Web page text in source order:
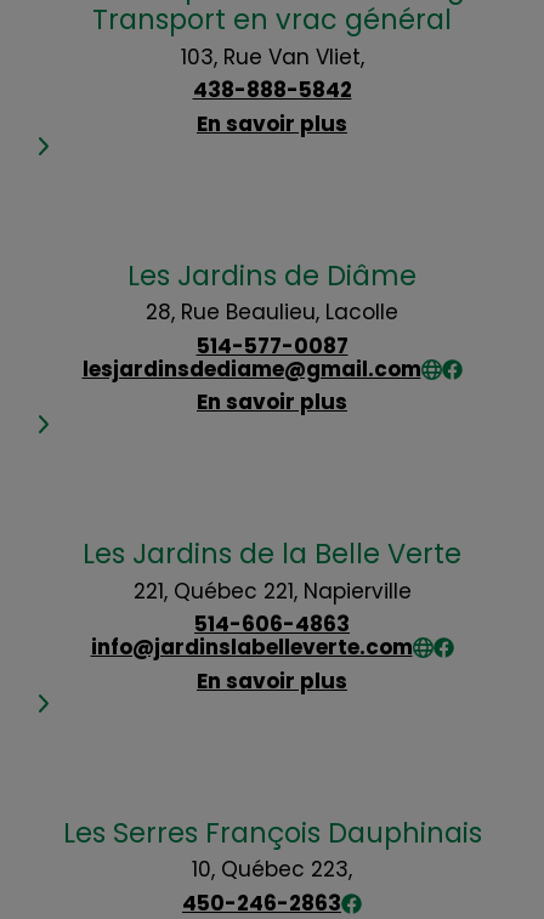
Transport en vrac général
103, Rue Van Vliet,
438-888-5842
En savoir plus
Les Jardins de Diâme
28, Rue Beaulieu, Lacolle
514-577-0087
lesjardinsdediame@gmail.com
En savoir plus
Les Jardins de la Belle Verte
221, Québec 221, Napierville
514-606-4863
info@jardinslabelleverte.com
En savoir plus
Les Serres François Dauphinais
10, Québec 223,
450-246-2863